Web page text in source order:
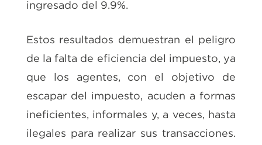
ingresado del 9.9%.
Estos resultados demuestran el peligro
de la falta de eficiencia del impuesto, ya
que los agentes, con el objetivo de
escapar del impuesto, acuden a formas
ineficientes, informales y, a veces, hasta
ilegales para realizar sus transacciones.